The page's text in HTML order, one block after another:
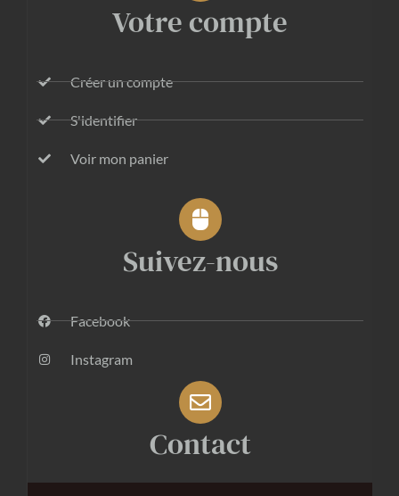
Votre compte
Créer un compte
S'identifier
Voir mon panier
Suivez-nous
Facebook
Instagram
Contact